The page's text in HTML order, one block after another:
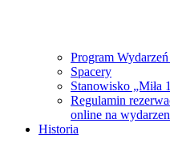
Program
Spacery
Stanowisko „Miła
Regulamin
online na
Historia